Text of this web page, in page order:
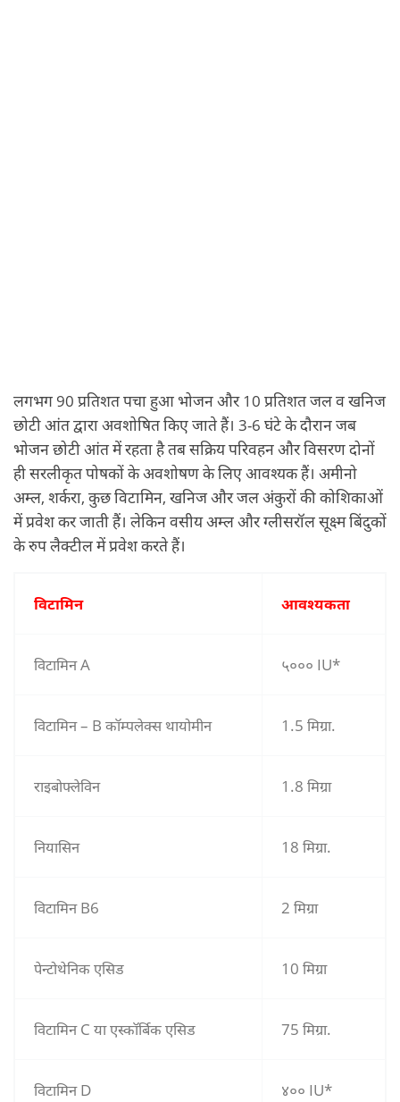
लगभग 90 प्रतिशत पचा हुआ भोजन और 10 प्रतिशत जल व खनिज
छोटी आंत द्वारा अवशोषित किए जाते हैं। 3-6 घंटे के दौरान जब
भोजन छोटी आंत में रहता है तब सक्रिय परिवहन और विसरण दोनों
ही सरलीकृत पोषकों के अवशोषण के लिए आवश्यक हैं। अमीनो
अम्ल, शर्करा, कुछ विटामिन, खनिज और जल अंकुरों की कोशिकाओं
में प्रवेश कर जाती हैं। लेकिन वसीय अम्ल और ग्लीसरॉल सूक्ष्म बिंदुकों
के रुप लैक्टील में प्रवेश करते हैं।
विटामिन आवश्यकता
विटामिन A ५००० IU*
विटामिन – B कॉम्पलेक्स थायोमीन 1.5 मिग्रा.
राइबोफ्लेविन 1.8 मिग्रा
नियासिन 18 मिग्रा.
विटामिन B6 2 मिग्रा
पेन्टोथेनिक एसिड 10 मिग्रा
विटामिन C या एस्कॉर्बिक एसिड 75 मिग्रा.
विटामिन D ४०० IU*